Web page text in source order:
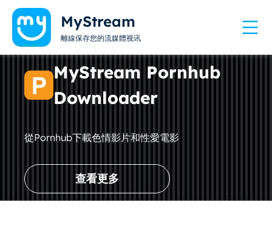
MyStream
離線保存您的流媒體视讯
MyStream Pornhub
Downloader
從Pornhub下載色情影片和性愛電影
查看更多